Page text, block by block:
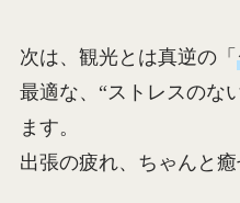
次は、観光とは真逆の「
最適な、“ストレスのな
ます。
出張の疲れ、ちゃんと癒